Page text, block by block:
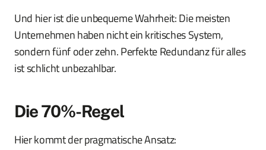
Und hier ist die unbequeme Wahrheit: Die meisten
Unternehmen haben nicht ein kritisches System,
sondern fünf oder zehn. Perfekte Redundanz für alles
ist schlicht unbezahlbar.
Die 70%-Regel
Hier kommt der pragmatische Ansatz: